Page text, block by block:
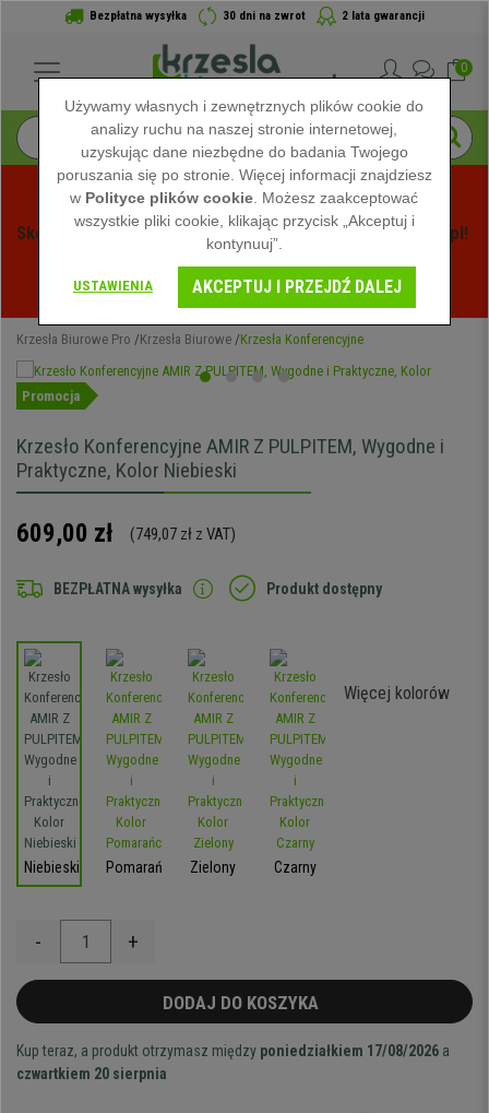
Bezpłatna wysyłka 30 dni na zwrot 2 lata gwarancji
0
Skorzystaj z Letnich Wyprzedaży na Krzeslabiurowepro.pl!
Zobacz oferty -
Krzesła Biurowe Pro Krzesła Biurowe Krzesła Konferencyjne
Promocja
Krzesło Konferencyjne AMIR Z PULPITEM, Wygodne i
Praktyczne, Kolor Niebieski
609,00 zł (749,07 zł z VAT)
BEZPŁATNA wysyłka Produkt dostępny
Niebieski PomarańczowyZielony Czarny
Więcej kolorów
- +
DODAJ DO KOSZYKA
Kup teraz, a produkt otrzymasz między poniedziałkiem 17/08/2026 a
czwartkiem 20 sierpnia
Używamy własnych i zewnętrznych plików cookie do
analizy ruchu na naszej stronie internetowej,
uzyskując dane niezbędne do badania Twojego
poruszania się po stronie. Więcej informacji znajdziesz
w Polityce plików cookie . Możesz zaakceptować
wszystkie pliki cookie, klikając przycisk „Akceptuj i
kontynuuj”.
USTAWIENIA AKCEPTUJ I PRZEJDŹ DALEJ